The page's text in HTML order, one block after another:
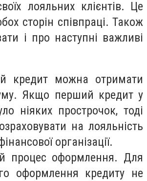
лояльних клієнтів. Це
сторін співпраці. Також
і про наступні важливі
кредит можна отримати
Якщо перший кредит у
ніяких прострочок, тоді
на лояльність
організації.
процес оформлення. Для
оформлення кредиту не